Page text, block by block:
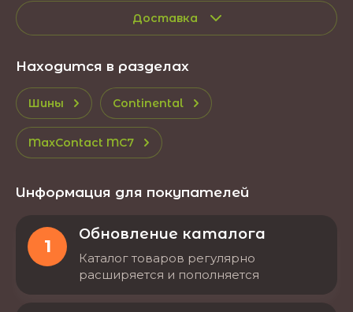
Доставка
Находится в разделах
Шины Continental
MaxContact MC7
Информация для покупателей
1
Обновление каталога
Каталог товаров регулярно
расширяется и пополняется